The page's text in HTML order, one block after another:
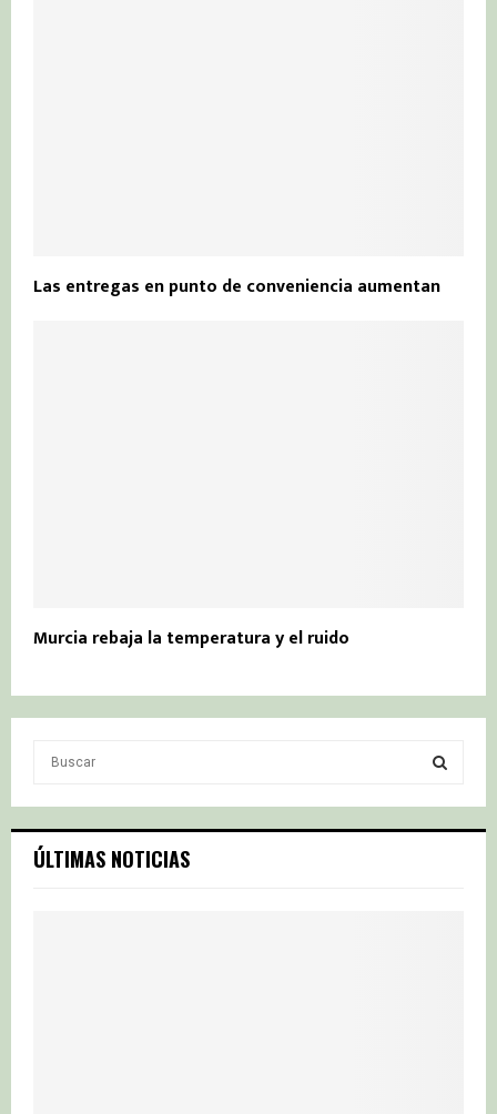
Las entregas en punto de conveniencia aumentan
Murcia rebaja la temperatura y el ruido
c
h
S
ÚLTIMAS NOTICIAS